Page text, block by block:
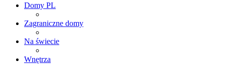
Domy PL
Zagraniczne domy
Na świecie
Wnętrza